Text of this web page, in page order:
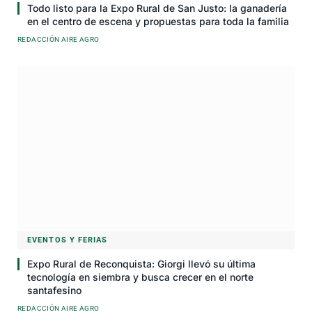
Todo listo para la Expo Rural de San Justo: la ganadería
en el centro de escena y propuestas para toda la familia
REDACCIÓN AIRE AGRO
EVENTOS Y FERIAS
Expo Rural de Reconquista: Giorgi llevó su última
tecnología en siembra y busca crecer en el norte
santafesino
REDACCIÓN AIRE AGRO